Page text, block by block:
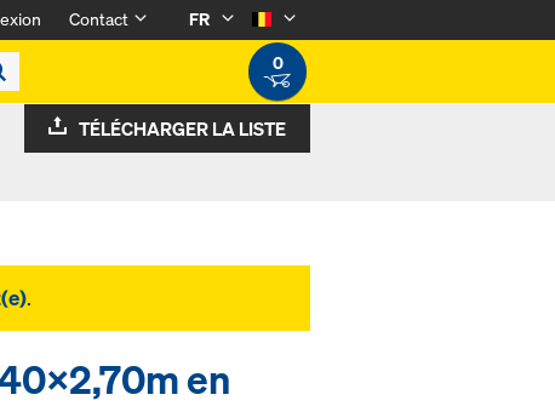
Contact
FR
0
TÉLÉCHARGER LA LISTE
.
en